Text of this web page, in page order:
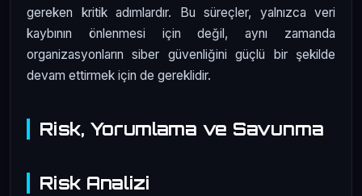
gereken kritik adımlardır. Bu süreçler, yalnızca veri
kaybının önlenmesi için değil, aynı zamanda
organizasyonların siber güvenliğini güçlü bir şekilde
devam ettirmek için de gereklidir.
Risk, Yorumlama ve Savunma
Risk Analizi